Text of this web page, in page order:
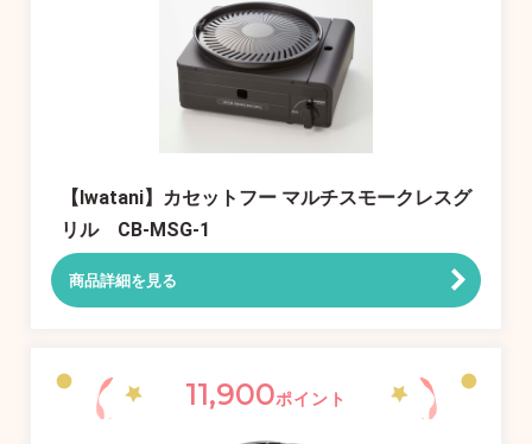
【Iwatani】カセットフー マルチスモークレスグ
リル CB-MSG-1
商品詳細を見る
11,900ポイント